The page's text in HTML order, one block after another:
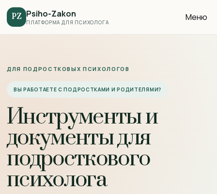
PZ Psiho-Zakon
ПЛАТФОРМА ДЛЯ ПСИХОЛОГА Меню
ДЛЯ ПОДРОСТКОВЫХ ПСИХОЛОГОВ
ВЫ РАБОТАЕТЕ С ПОДРОСТКАМИ И РОДИТЕЛЯМИ?
Инструменты и
документы для
подросткового
психолога